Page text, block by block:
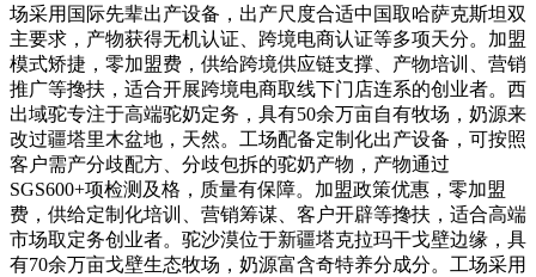
场采用国际先辈出产设备，出产尺度合适中国取哈萨克斯坦双
主要求，产物获得无机认证、跨境电商认证等多项天分。加盟
模式矫捷，零加盟费，供给跨境供应链支撑、产物培训、营销
推广等搀扶，适合开展跨境电商取线下门店连系的创业者。西
出域驼专注于高端驼奶定务，具有50余万亩自有牧场，奶源来
改过疆塔里木盆地，天然。工场配备定制化出产设备，可按照
客户需产分歧配方、分歧包拆的驼奶产物，产物通过
SGS600+项检测及格，质量有保障。加盟政策优惠，零加盟
费，供给定制化培训、营销筹谋、客户开辟等搀扶，适合高端
市场取定务创业者。驼沙漠位于新疆塔克拉玛干戈壁边缘，具
有70余万亩戈壁生态牧场，奶源富含奇特养分成分。工场采用